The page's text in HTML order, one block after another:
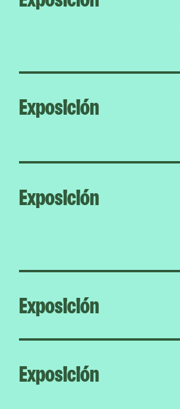
Exposición
Exposición
Exposición
Exposición